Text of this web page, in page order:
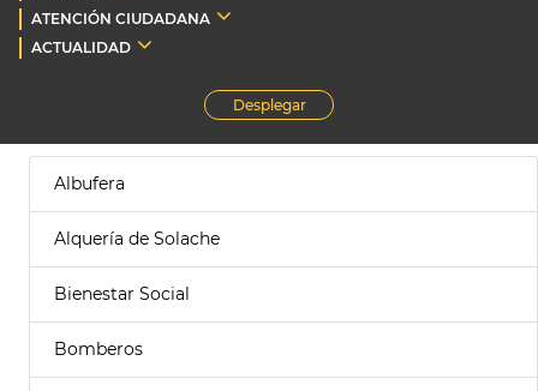
ATENCIÓN CIUDADANA
ACTUALIDAD
Desplegar
Albufera
Alquería de Solache
Bienestar Social
Bomberos